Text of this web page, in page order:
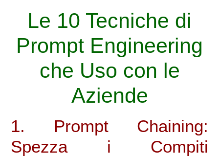
Le 10 Tecniche di
Prompt Engineering
che Uso con le
Aziende
1. Prompt Chaining:
Spezza i Compiti